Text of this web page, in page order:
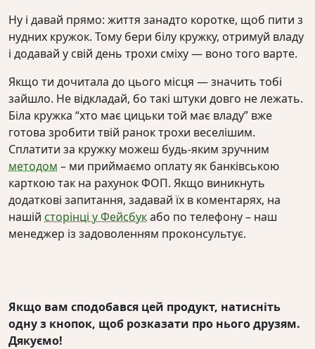
Ну і давай прямо: життя занадто коротке, щоб пити з
нудних кружок. Тому бери білу кружку, отримуй владу
і додавай у свій день трохи сміху — воно того варте.
Якщо ти дочитала до цього місця — значить тобі
зайшло. Не відкладай, бо такі штуки довго не лежать.
Біла кружка “хто має цицьки той має владу” вже
готова зробити твій ранок трохи веселішим.
Сплатити за кружку можеш будь-яким зручним
методом – ми приймаємо оплату як банківською
карткою так на рахунок ФОП. Якщо виникнуть
додаткові запитання, задавай їх в коментарях, на
нашій сторінці у Фейсбукабо по телефону – наш
менеджер із задоволенням проконсультує.
Якщо вам сподобався цей продукт, натисніть
одну з кнопок, щоб розказати про нього друзям.
Дякуємо!